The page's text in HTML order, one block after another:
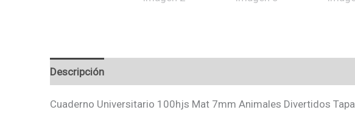
Descripción
Cuaderno Universitario 100hjs Mat 7mm Animales Divertidos